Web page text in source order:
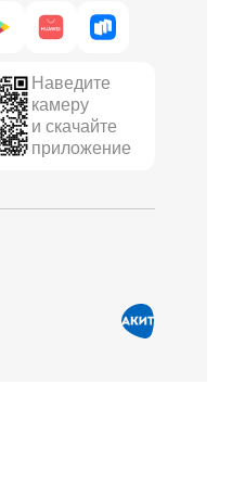
Наведите
камеру
и скачайте
приложение